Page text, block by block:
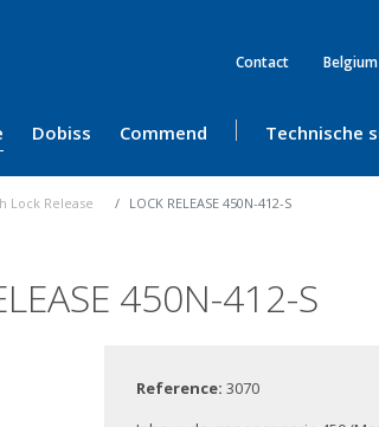
Contact
Dobiss Commend Technische
Lock Release LOCK RELEASE 450N-412-S
450N-412-S
Reference:3070